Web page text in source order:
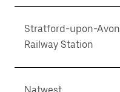
Stratford-upon-Avon
Railway Station